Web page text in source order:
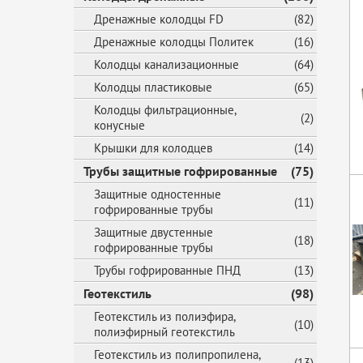
Дренажные колодцы FD
(82)
Дренажные колодцы Политек
(16)
Колодцы канализационные
(64)
Колодцы пластиковые
(65)
Колодцы фильтрационные,
конусные
(2)
Крышки для колодцев
(14)
Трубы защитные гофрированные (75)
Защитные одностенные
гофрированные трубы
(11)
Защитные двустенные
гофрированные трубы
(18)
Трубы гофрированные ПНД
(13)
Геотекстиль (98)
Геотекстиль из полиэфира,
полиэфирный геотекстиль
(10)
Геотекстиль из полипропилена,